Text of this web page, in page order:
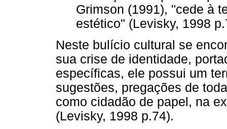
Grimson (1991), "cede à
estético" (Levisky, 1998
Neste bulício cultural se
sua crise de identidade,
específicas, ele possui um
sugestões, pregações de
como cidadão de papel, na
(Levisky, 1998 p.74).